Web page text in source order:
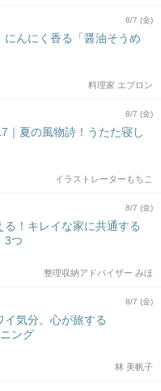
8/7 (金)
んにく香る「醤油そうめ
料理家 エプロン
8/7 (金)
｜夏の風物詩！うたた寝し
イラストレーターもちこ
8/7 (金)
！キレイな家に共通する
3つ
整理収納アドバイザー みほ
8/7 (金)
イ気分。心が旅する
ング
林 美帆子